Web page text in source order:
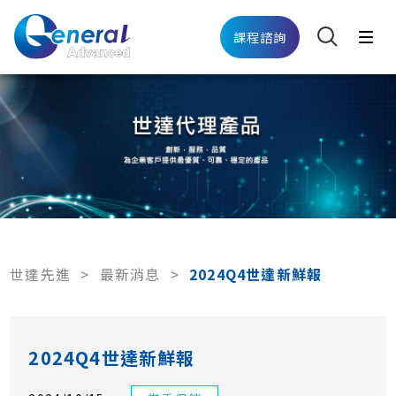
課程諮詢
世達先進 > 最新消息 > 2024Q4世達新鮮報
2024Q4世達新鮮報